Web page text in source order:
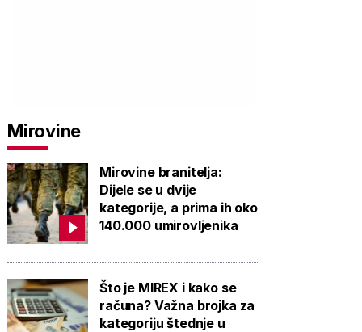
Mirovine
Mirovine branitelja:
Dijele se u dvije
kategorije, a prima ih oko
140.000 umirovljenika
Što je MIREX i kako se
računa? Važna brojka za
kategoriju štednje u